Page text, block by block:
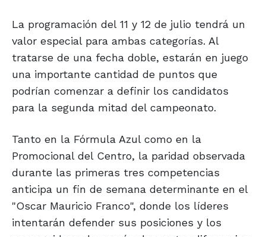
La programación del 11 y 12 de julio tendrá un
valor especial para ambas categorías. Al
tratarse de una fecha doble, estarán en juego
una importante cantidad de puntos que
podrían comenzar a definir los candidatos
para la segunda mitad del campeonato.
Tanto en la Fórmula Azul como en la
Promocional del Centro, la paridad observada
durante las primeras tres competencias
anticipa un fin de semana determinante en el
"Oscar Mauricio Franco", donde los líderes
intentarán defender sus posiciones y los